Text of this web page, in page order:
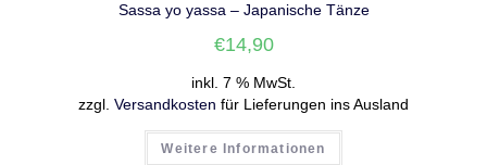
Sassa yo yassa – Japanische Tänze
€14,90
inkl. 7 % MwSt.
zzgl. Versandkosten für Lieferungen ins Ausland
Weitere Informationen